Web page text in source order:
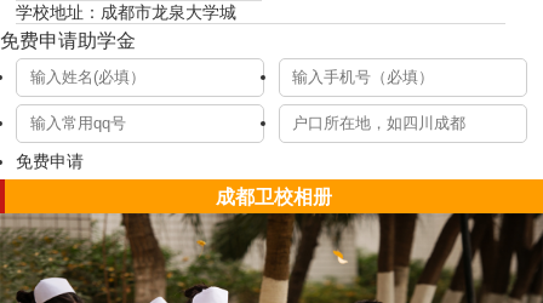
学校地址：成都市龙泉大学城
免费申请助学金
免费申请
成都卫校相册